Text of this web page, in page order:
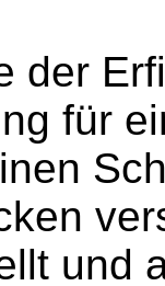
der
für
und